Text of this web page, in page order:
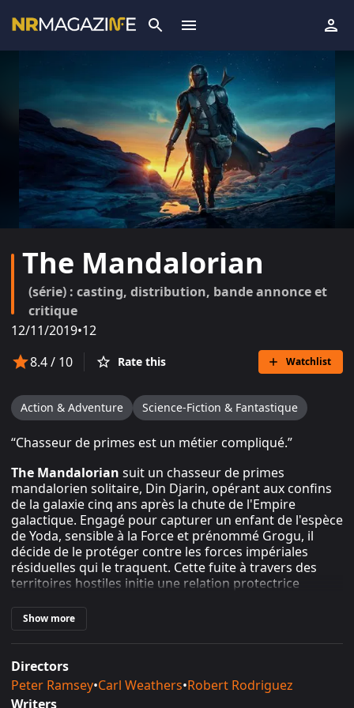
The Mandalorian
(série) : casting, distribution, bande annonce et
critique
12/11/2019•12
8.4/ 10 Rate this Watchlist
Action & Adventure Science-Fiction & Fantastique
“Chasseur de primes est un métier compliqué.”
The Mandalorian suit un chasseur de primes
mandalorien solitaire, Din Djarin, opérant aux confins
de la galaxie cinq ans après la chute de l'Empire
galactique. Engagé pour capturer un enfant de l'espèce
de Yoda, sensible à la Force et prénommé Grogu, il
décide de le protéger contre les forces impériales
résiduelles qui le traquent. Cette fuite à travers des
territoires hostiles initie une relation protectrice
par la Nouvelle République naissante. (Source :
Wikipedia, 2024)
Synopsis général
Show more
Directors
Peter Ramsey•Carl Weathers•Robert Rodriguez
Writers